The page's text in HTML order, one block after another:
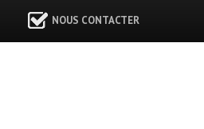
NOUS CONTACTER